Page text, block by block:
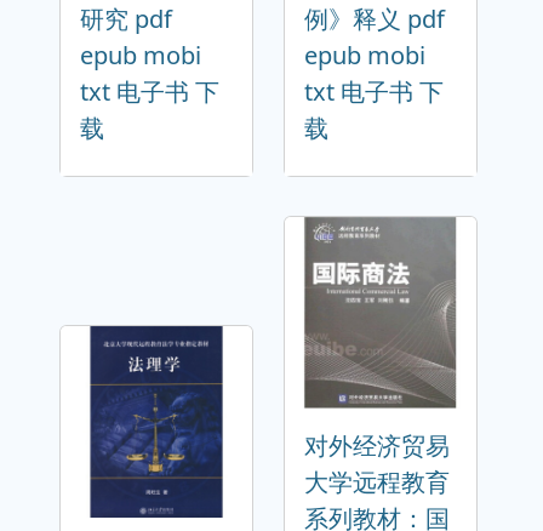
研究 pdf
epub mobi
txt 电子书 下
载
例》释义 pdf
epub mobi
txt 电子书 下
载
对外经济贸易
大学远程教育
系列教材：国